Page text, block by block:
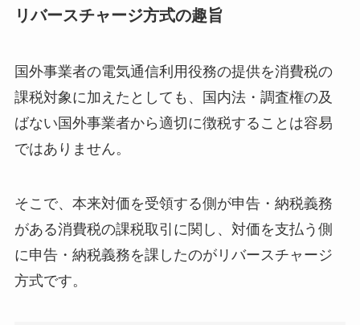
リバースチャージ方式の趣旨
国外事業者の電気通信利用役務の提供を消費税の
課税対象に加えたとしても、国内法・調査権の及
ばない国外事業者から適切に徴税することは容易
ではありません。
そこで、本来対価を受領する側が申告・納税義務
がある消費税の課税取引に関し、対価を支払う側
に申告・納税義務を課したのがリバースチャージ
方式です。